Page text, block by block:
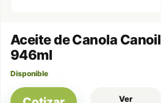
Aceite de Canola Canoil
946ml
Disponible
Ver